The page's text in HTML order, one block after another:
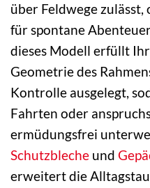
über Feldwege zulässt,
für spontane
dieses Modell erfüllt
Geometrie des
Kontrolle ausgelegt,
Fahrten oder
ermüdungsfrei
Schutzbleche und
erweitert die